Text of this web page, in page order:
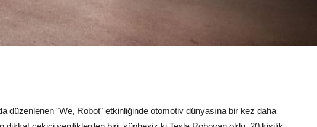
düzenlenen "We, Robot" etkinliğinde otomotiv dünyasına bir kez daha